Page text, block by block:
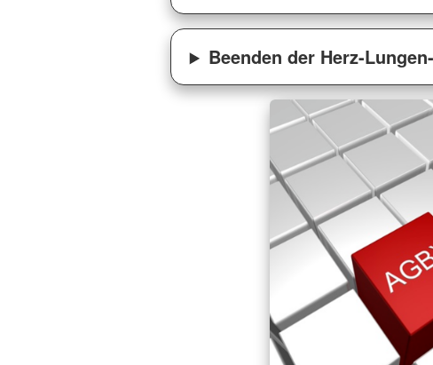
Beenden der Herz-